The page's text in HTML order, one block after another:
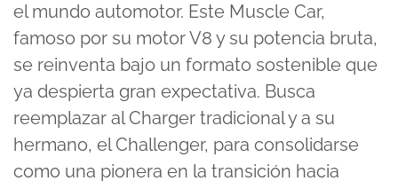
el mundo automotor. Este Muscle Car,
famoso por su motor V8 y su potencia bruta,
se reinventa bajo un formato sostenible que
ya despierta gran expectativa. Busca
reemplazar al Charger tradicional y a su
hermano, elChallenger, para consolidarse
como una pionera en la transición hacia